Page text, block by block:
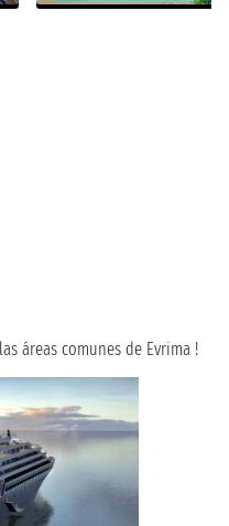
áreas comunes de Evrima !